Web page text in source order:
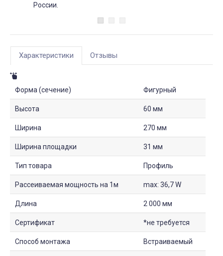
России.
Характеристики Отзывы
Форма (сечение) Фигурный
Высота 60 мм
Ширина 270 мм
Ширина площадки 31 мм
Тип товара Профиль
Рассеиваемая мощность на 1м max: 36,7 W
Длина 2 000 мм
Сертификат *не требуется
Способ монтажа Встраиваемый